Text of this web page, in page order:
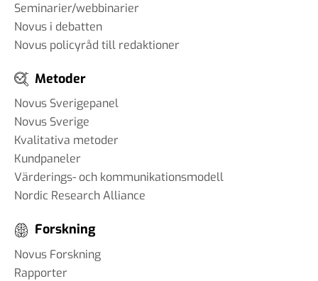
Seminarier/webbinarier
Novus i debatten
Novus policyråd till redaktioner
Metoder
Novus Sverigepanel
Novus Sverige
Kvalitativa metoder
Kundpaneler
Värderings- och kommunikationsmodell
Nordic Research Alliance
Forskning
Novus Forskning
Rapporter